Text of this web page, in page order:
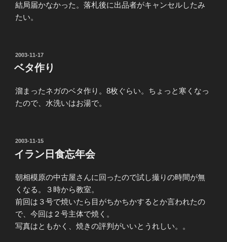
結局届かなかった。落札後に出品者がキャンセルしたみ
たい。
投
2003-11-17
ベタ作り
溜まったネガのベタ作り。8枚ぐらい。ちょっと寒くなっ
たので、水洗いはお湯で。
投
日:
2003-11-15
イラン日食忘年会
朝相模原の中古屋さんに回ったので試し撮りの時間が無
くなる。３時から教室。
前回は３号で焼いたら目がちかちかするとか言われたの
で、今回は２号主体で焼く。
写真はともかく、焼きの評判がいいとうれしい。。